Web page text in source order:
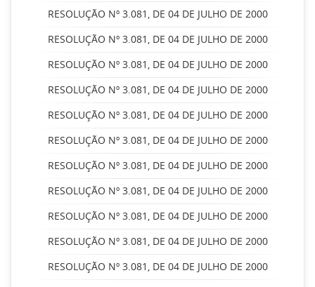
RESOLUÇÃO Nº 3.081, DE 04 DE JULHO DE 2000
RESOLUÇÃO Nº 3.081, DE 04 DE JULHO DE 2000
RESOLUÇÃO Nº 3.081, DE 04 DE JULHO DE 2000
RESOLUÇÃO Nº 3.081, DE 04 DE JULHO DE 2000
RESOLUÇÃO Nº 3.081, DE 04 DE JULHO DE 2000
RESOLUÇÃO Nº 3.081, DE 04 DE JULHO DE 2000
RESOLUÇÃO Nº 3.081, DE 04 DE JULHO DE 2000
RESOLUÇÃO Nº 3.081, DE 04 DE JULHO DE 2000
RESOLUÇÃO Nº 3.081, DE 04 DE JULHO DE 2000
RESOLUÇÃO Nº 3.081, DE 04 DE JULHO DE 2000
RESOLUÇÃO Nº 3.081, DE 04 DE JULHO DE 2000